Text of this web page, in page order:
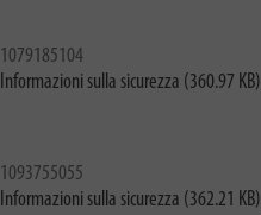
1079185104
Informazioni sulla sicurezza (360.97 KB)
1093755055
Informazioni sulla sicurezza (362.21 KB)